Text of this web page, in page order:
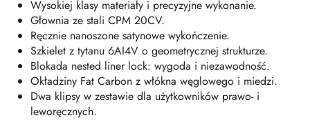
Wysokiej klasy materiały i precyzyjne wykonanie.
Głownia ze stali CPM 20CV.
Ręcznie nanoszone satynowe wykończenie.
Szkielet z tytanu 6AI4V o geometrycznej strukturze.
Blokada nested liner lock: wygoda i niezawodność.
Okładziny Fat Carbon z włókna węglowego i miedzi.
Dwa klipsy w zestawie dla użytkowników prawo- i
leworęcznych.